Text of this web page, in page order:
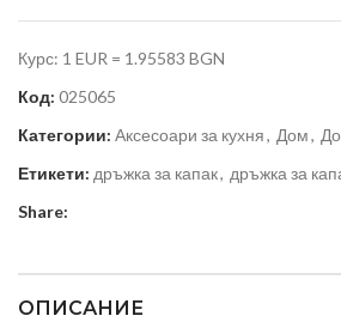
Курс: 1 EUR = 1.95583 BGN
Код: 025065
Категории: Аксесоари за кухня, Дом,
Етикети: дръжка за капак, дръжка за
Share:
ОПИСАНИЕ